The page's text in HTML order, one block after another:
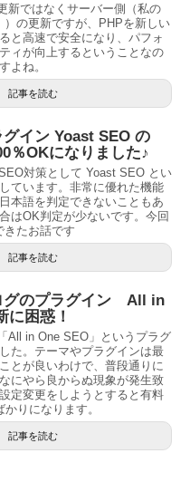
新ではなくサーバー側（私の
の更新ですが、PHPを新しい
と高速で安全になり、パフォ
ィが向上するということなの
よね。
記事を読む
イン Yoast SEO の
％OKになりました♪
対策として Yoast SEO とい
ています。非常に優れた機能
本語を判定できないこともあ
はOK判定が少ないです。今回
きたお話です
記事を読む
グのプラグイン All in
に困惑！
All in One SEO」というプラグ
た。テーマやプラグインは最
とが良いわけで、普段通りに
にやら良からぬ現象が発生致
定変更をしようとすると有料
りになります。
記事を読む